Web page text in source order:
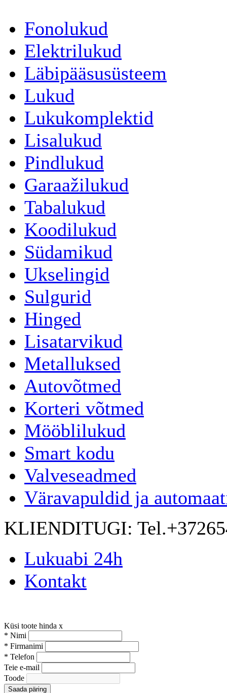
Fonolukud
Elektrilukud
Läbipääsusüsteem
Lukud
Lukukomplektid
Lisalukud
Pindlukud
Garaažilukud
Tabalukud
Koodilukud
Südamikud
Ukselingid
Sulgurid
Hinged
Lisatarvikud
Metalluksed
Autovõtmed
Korteri võtmed
Mööblilukud
Smart kodu
Valveseadmed
Väravapuldid ja
KLIENDITUGI:
Lukuabi 24h
Kontakt
Küsi toote hinda x
* Nimi
* Firmanimi
* Telefon
Teie e-mail
Toode